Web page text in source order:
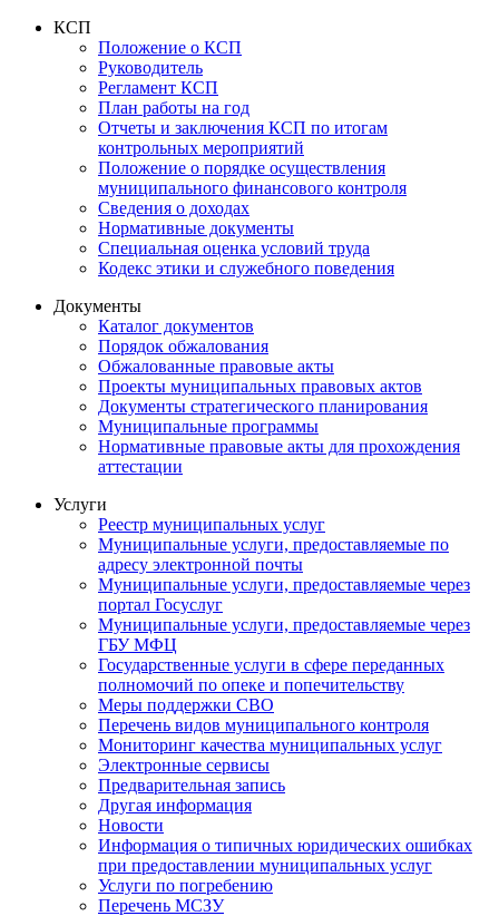
КСП
Положение о КСП
Руководитель
Регламент КСП
План работы на год
Отчеты и заключения КСП по итогам
контрольных мероприятий
Положение о порядке осуществления
муниципального финансового контроля
Сведения о доходах
Нормативные документы
Специальная оценка условий труда
Кодекс этики и служебного поведения
Документы
Каталог документов
Порядок обжалования
Обжалованные правовые акты
Проекты муниципальных правовых актов
Документы стратегического планирования
Муниципальные программы
Нормативные правовые акты для прохождения
аттестации
Услуги
Реестр муниципальных услуг
Муниципальные услуги, предоставляемые по
адресу электронной почты
Муниципальные услуги, предоставляемые через
портал Госуслуг
Муниципальные услуги, предоставляемые через
ГБУ МФЦ
Государственные услуги в сфере переданных
полномочий по опеке и попечительству
Меры поддержки СВО
Перечень видов муниципального контроля
Мониторинг качества муниципальных услуг
Электронные сервисы
Предварительная запись
Другая информация
Новости
Информация о типичных юридических ошибках
при предоставлении муниципальных услуг
Услуги по погребению
Перечень МСЗУ